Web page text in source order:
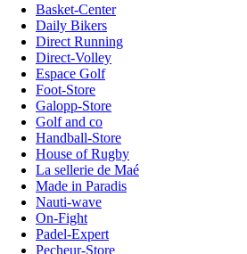
Basket-Center
Daily Bikers
Direct Running
Direct-Volley
Espace Golf
Foot-Store
Galopp-Store
Golf and co
Handball-Store
House of Rugby
La sellerie de Maé
Made in Paradis
Nauti-wave
On-Fight
Padel-Expert
Pecheur-Store